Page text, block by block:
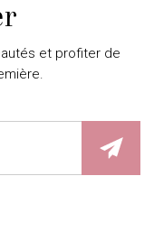
et profiter de